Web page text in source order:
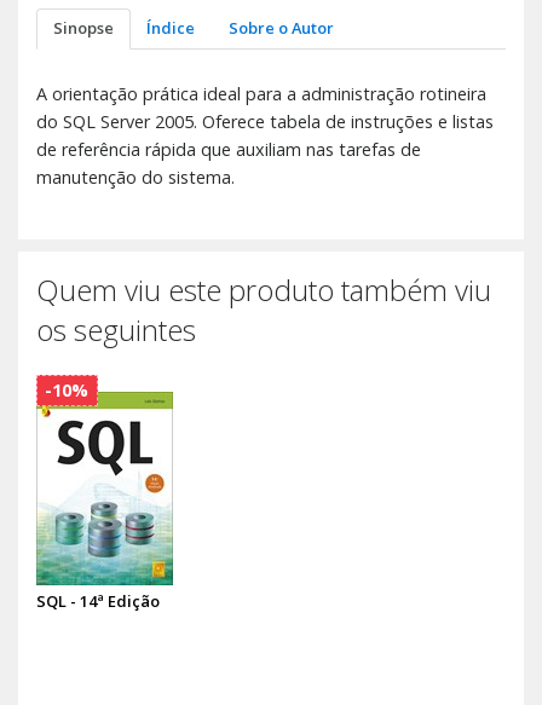
Sinopse Índice Sobre o Autor
A orientação prática ideal para a administração rotineira
do SQL Server 2005. Oferece tabela de instruções e listas
de referência rápida que auxiliam nas tarefas de
manutenção do sistema.
Quem viu este produto também viu
os seguintes
SQL - 14ª Edição
-10%